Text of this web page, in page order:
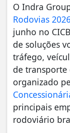
O Indra
Rodovias
junho no
de soluções
tráfego,
de transporte
organizado
principais
rodoviário